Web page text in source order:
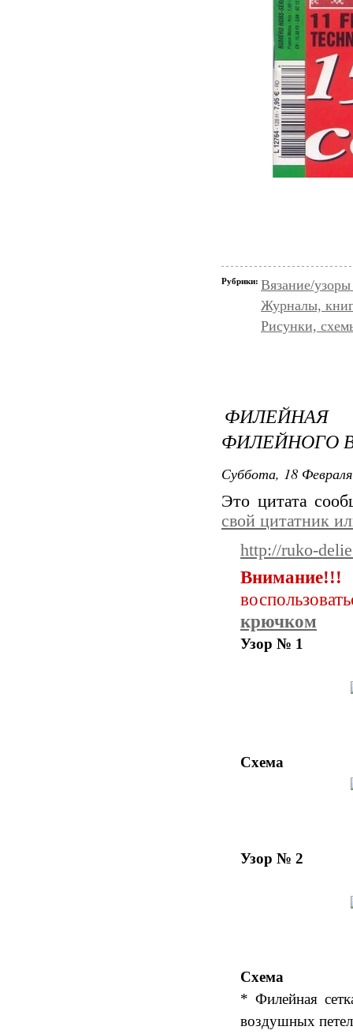
Рубрики: Вязание/
Журналы,
Рисунки,
ФИЛЕЙНОГО
Суббота, 18
Это цитата
свой цитатник
http://ruko-
Внимание!!!
крючком
Узор № 1
Схема
Узор № 2
Схема
* Филейная
воздушных